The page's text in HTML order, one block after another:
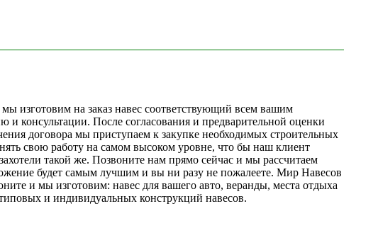
изготовим на заказ навес соответствующий всем вашим
консультации. После согласования и предварительной оценки
договора мы приступаем к закупке необходимых строительных
свою работу на самом высоком уровне, что бы наш клиент
такой же. Позвоните нам прямо сейчас и мы рассчитаем
будет самым лучшим и вы ни разу не пожалеете. Мир Навесов
и мы изготовим: навес для вашего авто, веранды, места отдыха
и индивидуальных конструкций навесов.